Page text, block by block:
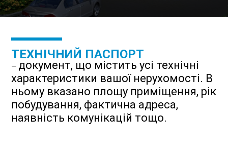
ТЕХНІЧНИЙ ПАСПОРТ
— документ, що містить усі технічні
характеристики вашої нерухомості. В
ньому вказано площу приміщення, рік
побудування, фактична адреса,
наявність комунікацій тощо.